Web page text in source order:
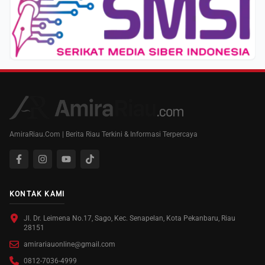
AmiraRiau.Com | Berita Riau Terkini & Informasi Terpercaya
KONTAK KAMI
Jl. Dr. Leimena No.17, Sago, Kec. Senapelan, Kota Pekanbaru, Riau
28151
amirariauonline@gmail.com
0812-7036-4999